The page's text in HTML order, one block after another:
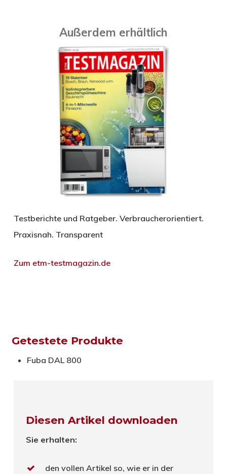
Außerdem erhältlich
Testberichte und Ratgeber. Verbraucherorientiert.
Praxisnah. Transparent
Zum etm-testmagazin.de
Getestete Produkte
Fuba DAL 800
Diesen Artikel downloaden
Sie erhalten:
den vollen Artikel so, wie er in der